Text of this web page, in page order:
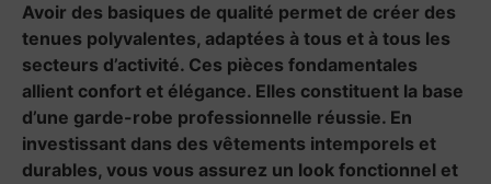
Avoir des basiques de qualité permet de créer des
tenues polyvalentes, adaptées à tous et à tous les
secteurs d’activité. Ces pièces fondamentales
allient confort et élégance. Elles constituent la base
d’une garde-robe professionnelle réussie. En
investissant dans des vêtements intemporels et
durables, vous vous assurez un look fonctionnel et